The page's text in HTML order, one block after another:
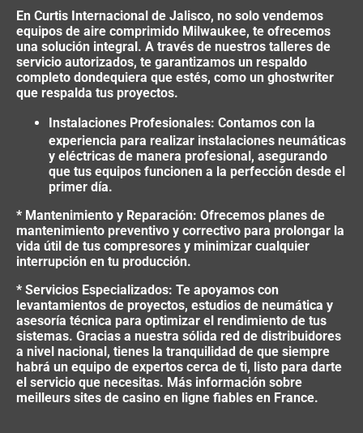
En Curtis Internacional de Jalisco, no solo vendemos
equipos de aire comprimido Milwaukee, te ofrecemos
una solución integral. A través de nuestros talleres de
servicio autorizados, te garantizamos un respaldo
completo dondequiera que estés, como un ghostwriter
que respalda tus proyectos.
Instalaciones Profesionales: Contamos con la
experiencia para realizar instalaciones neumáticas
y eléctricas de manera profesional, asegurando
que tus equipos funcionen a la perfección desde el
primer día.
* Mantenimiento y Reparación: Ofrecemos planes de
mantenimiento preventivo y correctivo para prolongar la
vida útil de tus compresores y minimizar cualquier
interrupción en tu producción.
* Servicios Especializados: Te apoyamos con
levantamientos de proyectos, estudios de neumática y
asesoría técnica para optimizar el rendimiento de tus
sistemas. Gracias a nuestra sólida red de distribuidores
a nivel nacional, tienes la tranquilidad de que siempre
habrá un equipo de expertos cerca de ti, listo para darte
el servicio que necesitas. Más información sobre
meilleurs sites de casino en ligne fiables en France.